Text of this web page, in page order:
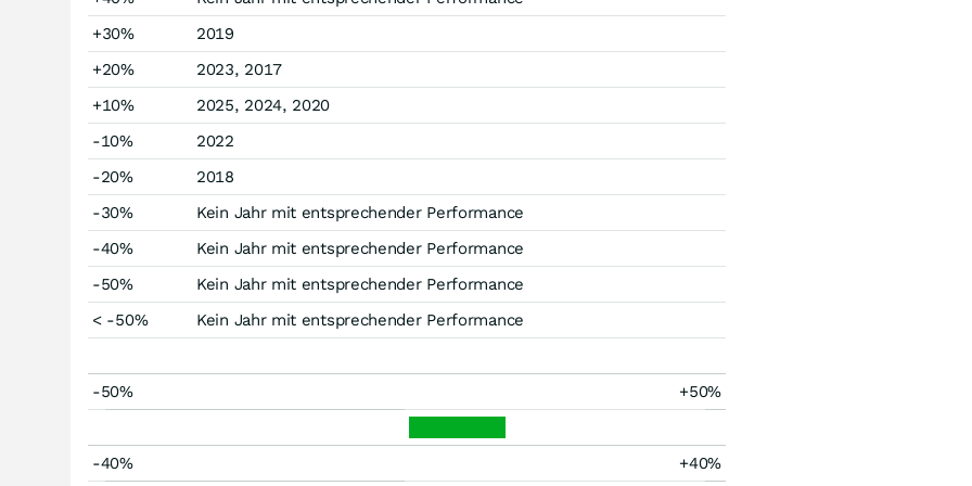
+30%
2019
+20%
2023, 2017
+10%
2025, 2024, 2020
-10%
2022
-20%
2018
-30%
Kein Jahr mit entsprechender Performance
-40%
Kein Jahr mit entsprechender Performance
-50%
Kein Jahr mit entsprechender Performance
< -50%
Kein Jahr mit entsprechender Performance
-50% +50%
-40% +40%